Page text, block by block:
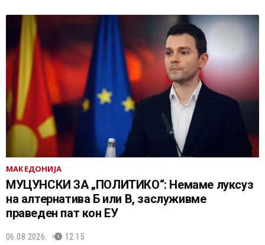
МАКЕДОНИЈА
МУЦУНСКИ ЗА „ПОЛИТИКО“: Немаме луксуз
на алтернатива Б или В, заслуживме
праведен пат кон ЕУ
06.08.2026. 12:15